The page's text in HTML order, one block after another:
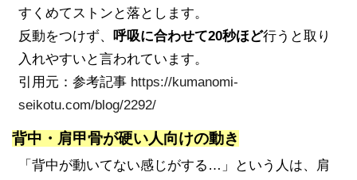
すくめてストンと落とします。
反動をつけず、 呼吸に合わせて20秒ほど行うと取り
入れやすいと言われています。
引用元：参考記事 https://kumanomi-
seikotu.com/blog/2292/
背中・肩甲骨が硬い人向けの動き
「背中が動いてない感じがする…」という人は、肩